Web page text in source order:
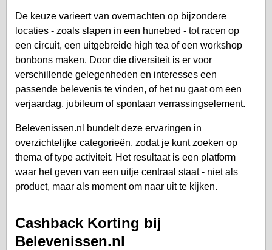
De keuze varieert van overnachten op bijzondere
locaties - zoals slapen in een hunebed - tot racen op
een circuit, een uitgebreide high tea of een workshop
bonbons maken. Door die diversiteit is er voor
verschillende gelegenheden en interesses een
passende belevenis te vinden, of het nu gaat om een
verjaardag, jubileum of spontaan verrassingselement.
Belevenissen.nl bundelt deze ervaringen in
overzichtelijke categorieën, zodat je kunt zoeken op
thema of type activiteit. Het resultaat is een platform
waar het geven van een uitje centraal staat - niet als
product, maar als moment om naar uit te kijken.
Cashback Korting bij
Belevenissen.nl